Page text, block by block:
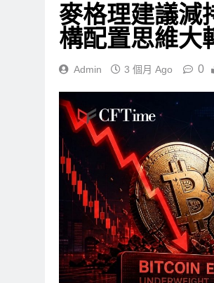
麥格理建議減
構配置思維大
Admin 3 個月 Ago 0